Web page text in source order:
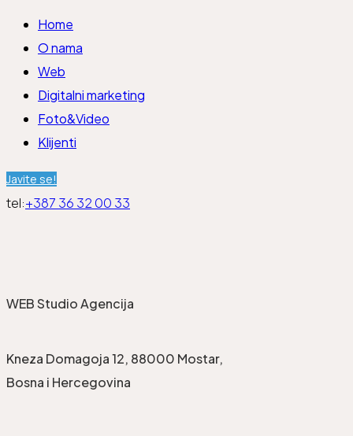
Home
O nama
Web
Digitalni marketing
Foto&Video
Klijenti
Javite se!
tel:+387 36 32 00 33
WEB Studio Agencija
Kneza Domagoja 12, 88000 Mostar,
Bosna i Hercegovina